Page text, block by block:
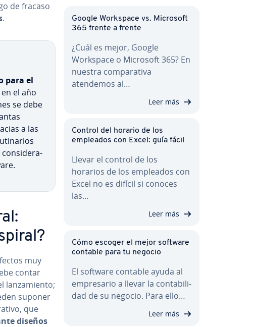
de fracaso
.
para el
el año
se debe
a las
co­n­si­de­ra­
muy
contar
la­n­za­mie­n­to;
suponer
que
diseños
Google Workspace vs. Microsoft
365 frente a frente
¿Cuál es mejor, Google
Workspace o Microsoft 365? En
nuestra co­m­pa­ra­ti­va
atendemos al…
Leer más
Control del horario de los
empleados con Excel: guía fácil
Llevar el control de los
horarios de los empleados con
Excel no es difícil si conoces
las…
Leer más
Cómo escoger el mejor software
contable para tu negocio
El software contable ayuda al
em­pre­sa­rio a llevar la co­n­ta­bi­li­
dad de su negocio. Para ello…
Leer más